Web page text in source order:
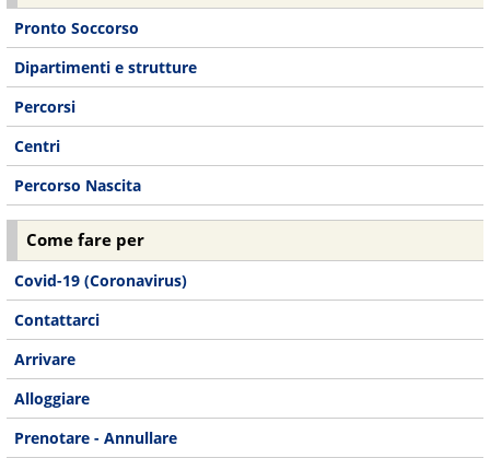
Pronto Soccorso
Dipartimenti e strutture
Percorsi
Centri
Percorso Nascita
Come fare per
Covid-19 (Coronavirus)
Contattarci
Arrivare
Alloggiare
Prenotare - Annullare